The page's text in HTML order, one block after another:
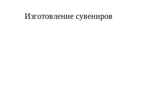
Изготовление сувениров